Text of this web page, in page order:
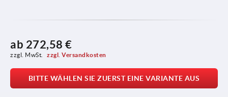
ab 272,58 €
zzgl. MwSt. zzgl. Versandkosten
BITTE WÄHLEN SIE ZUERST EINE VARIANTE AUS